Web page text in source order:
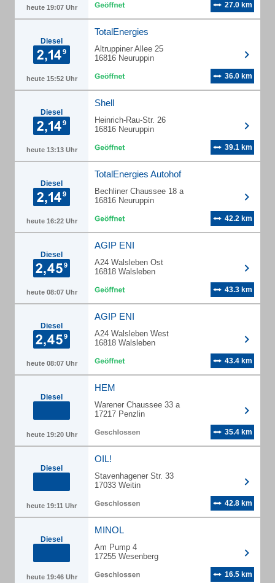
heute 19:07 Uhr 27.0 km
Diesel
heute 15:52 Uhr
TotalEnergies
Altruppiner Allee 25
16816 Neuruppin
36.0 km
Diesel
heute 13:13 Uhr
Shell
Heinrich-Rau-Str. 26
16816 Neuruppin
39.1 km
Diesel
heute 16:22 Uhr
TotalEnergies Autohof
Bechliner Chaussee 18 a
16816 Neuruppin
42.2 km
Diesel
heute 08:07 Uhr
AGIP ENI
A24 Walsleben Ost
16818 Walsleben
43.3 km
Diesel
heute 08:07 Uhr
AGIP ENI
A24 Walsleben West
16818 Walsleben
43.4 km
Diesel
heute 19:20 Uhr
HEM
Warener Chaussee 33 a
17217 Penzlin
35.4 km
Diesel
heute 19:11 Uhr
OIL!
Stavenhagener Str. 33
17033 Weitin
42.8 km
Diesel
heute 19:46 Uhr
MINOL
Am Pump 4
17255 Wesenberg
16.5 km